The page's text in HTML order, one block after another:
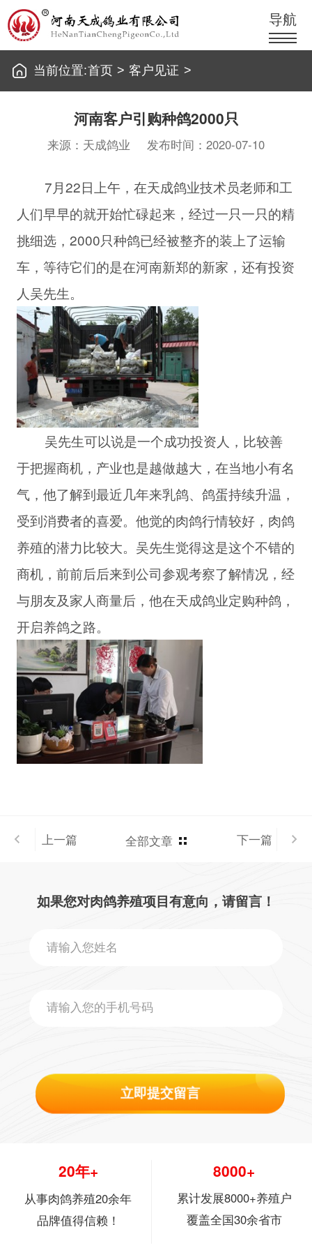
导航
当前位置:首页 > 客户见证 >
河南客户引购种鸽2000只
来源：天成鸽业 发布时间：2020-07-10
7月22日上午，在天成鸽业技术员老师和工
人们早早的就开始忙碌起来，经过一只一只的精
挑细选，2000只种鸽已经被整齐的装上了运输
车，等待它们的是在河南新郑的新家，还有投资
人吴先生。
吴先生可以说是一个成功投资人，比较善
于把握商机，产业也是越做越大，在当地小有名
气，他了解到最近几年来乳鸽、鸽蛋持续升温，
受到消费者的喜爱。他觉的肉鸽行情较好，肉鸽
养殖的潜力比较大。吴先生觉得这是这个不错的
商机，前前后后来到公司参观考察了解情况，经
与朋友及家人商量后，他在天成鸽业定购种鸽，
开启养鸽之路。
上一篇 全部文章 下一篇
如果您对肉鸽养殖项目有意向，请留言！
立即提交留言
20年+
从事肉鸽养殖20余年
品牌值得信赖！
8000+
累计发展8000+养殖户
覆盖全国30余省市